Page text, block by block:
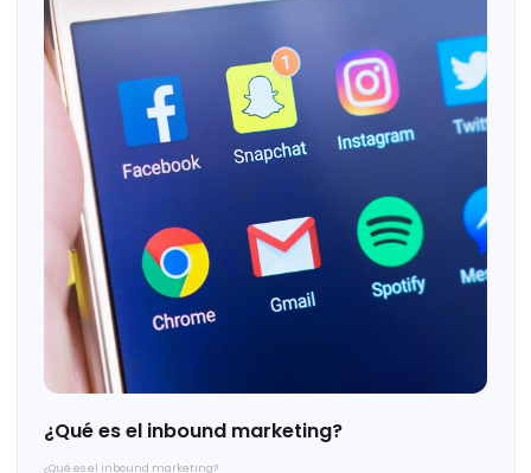
Planificación fiscal: Combatiendo la elusión
de los grupos multinacionales
Planificación fiscal: Combatiendo la elusión de los grupos multinacionales
Felipe Mora